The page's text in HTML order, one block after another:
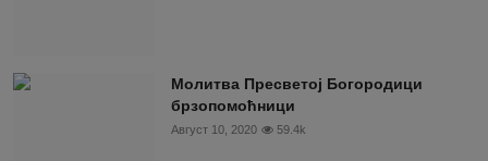
Молитва Пресветој Богородици
брзопомоћници
Август 10, 2020 59.4k